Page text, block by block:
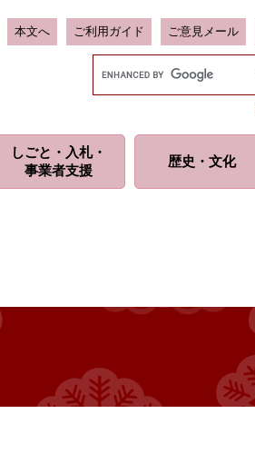
本文へ ご利用ガイド ご意見メール
しごと・入札・
事業者支援
歴史・ 文化